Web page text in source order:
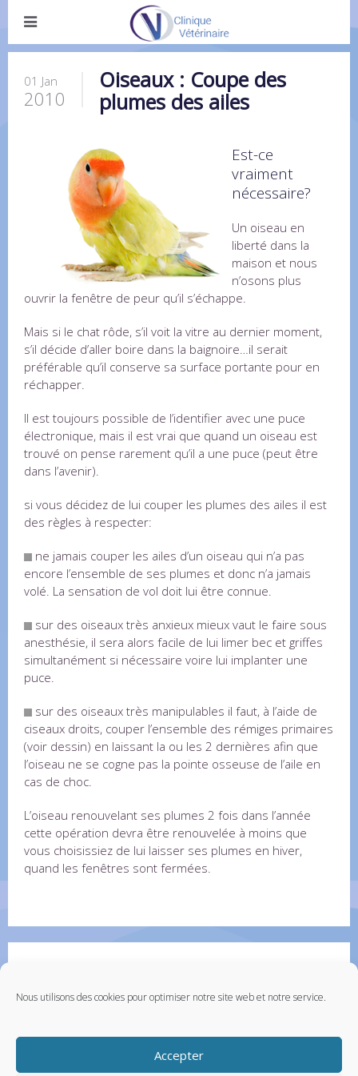
Nous utilisons des cookies pour optimiser notre site web et notre service.
Accepter
01 Jan
2010
Oiseaux : Coupe des
plumes des ailes
Est-ce
vraiment
nécessaire?
Un oiseau en
liberté dans la
maison et nous
n’osons plus
ouvrir la fenêtre de peur qu’il s’échappe.
Mais si le chat rôde, s’il voit la vitre au dernier moment,
s’il décide d’aller boire dans la baignoire…il serait
préférable qu’il conserve sa surface portante pour en
réchapper.
Il est toujours possible de l’identifier avec une puce
électronique, mais il est vrai que quand un oiseau est
trouvé on pense rarement qu’il a une puce (peut être
dans l’avenir).
si vous décidez de lui couper les plumes des ailes il est
des règles à respecter:
ne jamais couper les ailes d’un oiseau qui n’a pas
encore l’ensemble de ses plumes et donc n’a jamais
volé. La sensation de vol doit lui être connue.
sur des oiseaux très anxieux mieux vaut le faire sous
anesthésie, il sera alors facile de lui limer bec et griffes
simultanément si nécessaire voire lui implanter une
puce.
sur des oiseaux très manipulables il faut, à l’aide de
ciseaux droits, couper l’ensemble des rémiges primaires
(voir dessin) en laissant la ou les 2 dernières afin que
l’oiseau ne se cogne pas la pointe osseuse de l’aile en
cas de choc.
L’oiseau renouvelant ses plumes 2 fois dans l’année
cette opération devra être renouvelée à moins que
vous choisissiez de lui laisser ses plumes en hiver,
quand les fenêtres sont fermées.
Partenaires Contactez-nous